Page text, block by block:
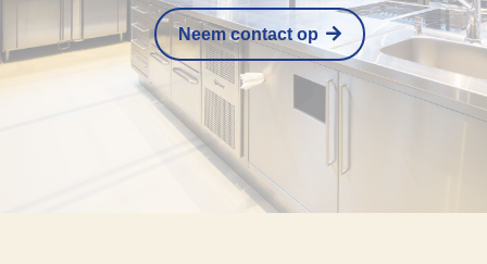
Neem contact op